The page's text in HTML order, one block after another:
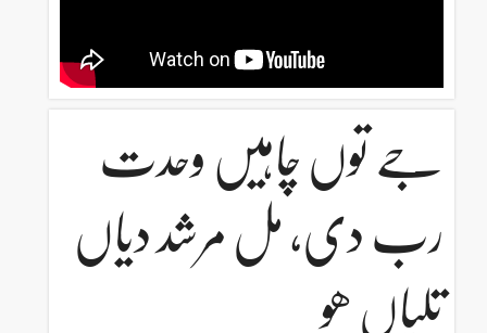
جے توں چاہیں وحدت
رب دی، مل مرشد دیاں
تلیاں ھو